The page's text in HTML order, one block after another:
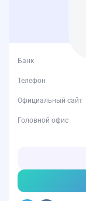
Банк
Телефон
Официальный сайт
Головной офис